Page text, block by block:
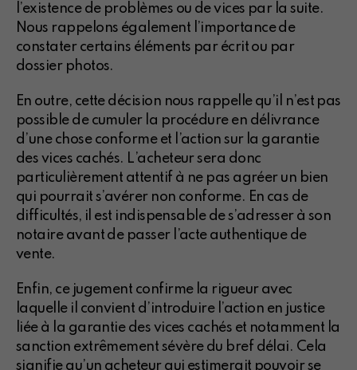
l’existence de problèmes ou de vices par la suite.
Nous rappelons également l’importance de
constater certains éléments par écrit ou par
dossier photos.
En outre, cette décision nous rappelle qu’il n’est pas
possible de cumuler la procédure en délivrance
d’une chose conforme et l’action sur la garantie
des vices cachés. L’acheteur sera donc
particulièrement attentif à ne pas agréer un bien
qui pourrait s’avérer non conforme. En cas de
difficultés, il est indispensable de s’adresser à son
notaire avant de passer l’acte authentique de
vente.
Enfin, ce jugement confirme la rigueur avec
laquelle il convient d’introduire l’action en justice
liée à la garantie des vices cachés et notamment la
sanction extrêmement sévère du bref délai. Cela
signifie qu’un acheteur qui estimerait pouvoir se